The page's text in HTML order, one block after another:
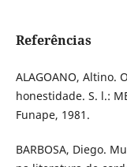
Referências
ALAGOANO, Altino.
honestidade. S. l.:
Funape, 1981.
BARBOSA, Diego.